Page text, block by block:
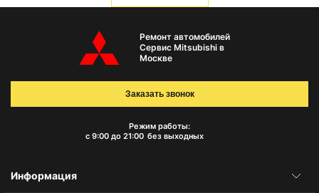
Ремонт автомобилей
Сервис Mitsubishi в
Москве
Режим работы:
с 9:00 до 21:00 без выходных
Заказать звонок
Информация